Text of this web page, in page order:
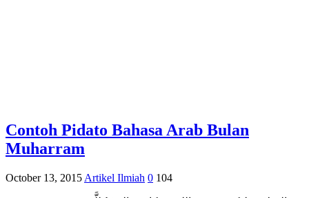
Contoh Pidato Bahasa Arab Bulan
Muharram
October 13, 2015 Artikel Ilmiah 0 104